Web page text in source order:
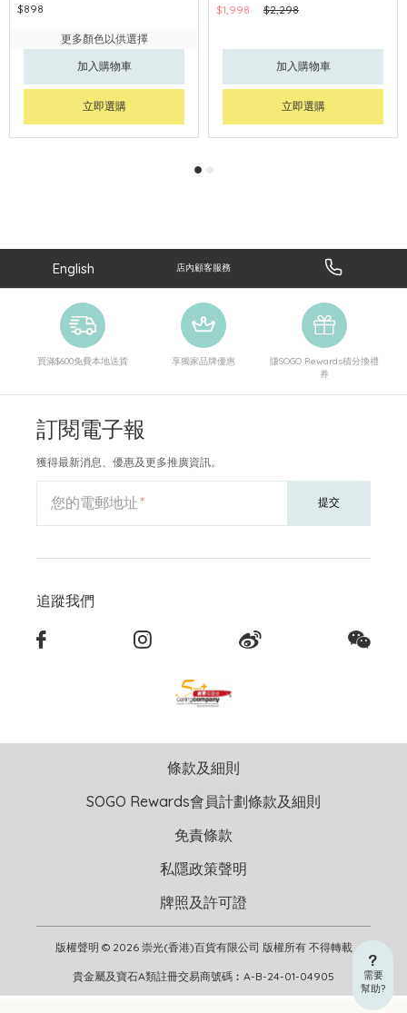
$898
更多顏色以供選擇
加入購物車
立即選購
$1,998
$2,298
加入購物車
立即選購
需要
幫助?
English 店內顧客服務
買滿$600免費本地送貨 享獨家品牌優惠
賺SOGO Rewards積分換禮
券
訂閱電子報
獲得最新消息、優惠及更多推廣資訊。
您的電郵地址 提交
追蹤我們
版權聲明 © 2026 崇光(香港)百貨有限公司 版權所有 不得轉載
貴金屬及寶石A類註冊交易商號碼︰A-B-24-01-04905
條款及細則
SOGO Rewards會員計劃條款及細則
免責條款
私隱政策聲明
牌照及許可證